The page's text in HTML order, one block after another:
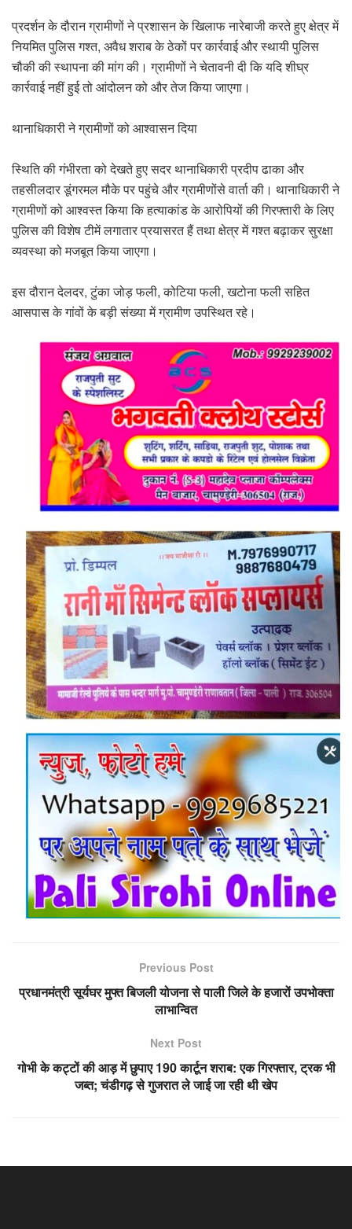
प्रदर्शन के दौरान ग्रामीणों ने प्रशासन के खिलाफ नारेबाजी करते हुए क्षेत्र में
नियमित पुलिस गश्त, अवैध शराब के ठेकों पर कार्रवाई और स्थायी पुलिस
चौकी की स्थापना की मांग की। ग्रामीणों ने चेतावनी दी कि यदि शीघ्र
कार्रवाई नहीं हुई तो आंदोलन को और तेज किया जाएगा।
थानाधिकारी ने ग्रामीणों को आश्वासन दिया
स्थिति की गंभीरता को देखते हुए सदर थानाधिकारी प्रदीप ढाका और
तहसीलदार डूंगरमल मौके पर पहुंचे और ग्रामीणोंसे वार्ता की। थानाधिकारी ने
ग्रामीणों को आश्वस्त किया कि हत्याकांड के आरोपियों की गिरफ्तारी के लिए
पुलिस की विशेष टीमें लगातार प्रयासरत हैं तथा क्षेत्र में गश्त बढ़ाकर सुरक्षा
व्यवस्था को मजबूत किया जाएगा।
इस दौरान देलदर, टुंका जोड़ फली, कोटिया फली, खटोना फली सहित
आसपास के गांवों के बड़ी संख्या में ग्रामीण उपस्थित रहे।
Previous Post
प्रधानमंत्री सूर्यघर मुफ्त बिजली योजना से पाली जिले के हजारों उपभोक्ता
लाभान्वित
Next Post
गोभी के कट्टों की आड़ में छुपाए 190 कार्टून शराब: एक गिरफ्तार, ट्रक भी
जब्त; चंडीगढ़ से गुजरात ले जाई जा रही थी खेप